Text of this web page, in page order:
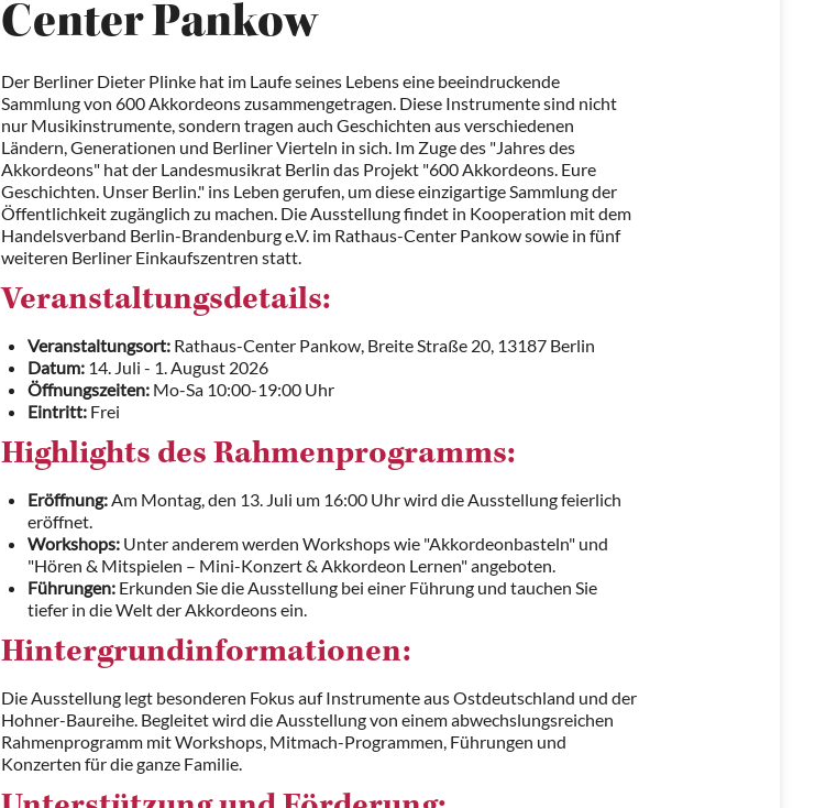
Center Pankow
Der Berliner Dieter Plinke hat im Laufe seines Lebens eine beeindruckende
Sammlung von 600 Akkordeons zusammengetragen. Diese Instrumente sind nicht
nur Musikinstrumente, sondern tragen auch Geschichten aus verschiedenen
Ländern, Generationen und Berliner Vierteln in sich. Im Zuge des "Jahres des
Akkordeons" hat der Landesmusikrat Berlin das Projekt "600 Akkordeons. Eure
Geschichten. Unser Berlin." ins Leben gerufen, um diese einzigartige Sammlung der
Öffentlichkeit zugänglich zu machen. Die Ausstellung findet in Kooperation mit dem
Handelsverband Berlin-Brandenburg e.V. im Rathaus-Center Pankow sowie in fünf
weiteren Berliner Einkaufszentren statt.
Veranstaltungsdetails:
Veranstaltungsort: Rathaus-Center Pankow, Breite Straße 20, 13187 Berlin
Datum: 14. Juli - 1. August 2026
Öffnungszeiten: Mo-Sa 10:00-19:00 Uhr
Eintritt: Frei
Highlights des Rahmenprogramms:
Eröffnung:Am Montag, den 13. Juli um 16:00 Uhr wird die Ausstellung feierlich
eröffnet.
Workshops: Unter anderem werden Workshops wie "Akkordeonbasteln" und
"Hören & Mitspielen – Mini-Konzert & Akkordeon Lernen" angeboten.
Führungen: Erkunden Sie die Ausstellung bei einer Führung und tauchen Sie
tiefer in die Welt der Akkordeons ein.
Hintergrundinformationen:
Die Ausstellung legt besonderen Fokus auf Instrumente aus Ostdeutschland und der
Hohner-Baureihe. Begleitet wird die Ausstellung von einem abwechslungsreichen
Rahmenprogramm mit Workshops, Mitmach-Programmen, Führungen und
Konzerten für die ganze Familie.